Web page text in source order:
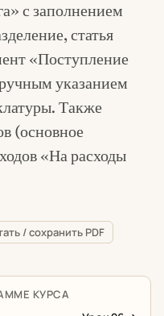
с заполнением
статья
«Поступление
указанием
Также
(основное
«На расходы
/ сохранить PDF
КУРСА